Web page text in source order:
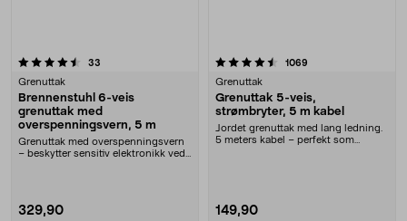
33
Grenuttak
Brennenstuhl 6-veis
grenuttak med
overspenningsvern, 5 m
Grenuttak med overspenningsvern
– beskytter sensitiv elektronikk ved
329,90
4.5 av 5 stjerner 1069
Grenuttak
Grenuttak 5-veis,
strømbryter, 5 m kabel
Jordet grenuttak med lang ledning.
5 meters kabel – perfekt som
149,90